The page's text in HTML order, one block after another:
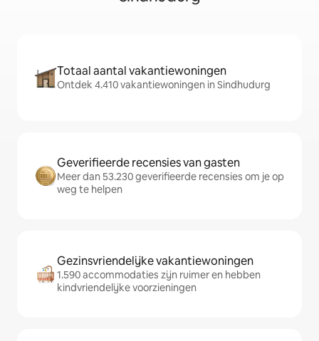
Totaal aantal vakantiewoningen
Ontdek 4.410 vakantiewoningen in Sindhudurg
Geverifieerde recensies van gasten
Meer dan 53.230 geverifieerde recensies om je op
weg te helpen
Gezinsvriendelijke vakantiewoningen
1.590 accommodaties zijn ruimer en hebben
kindvriendelijke voorzieningen